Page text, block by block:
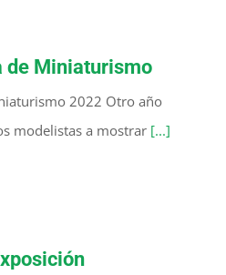
de Miniaturismo
2022 Otro año
modelistas a mostrar [...]